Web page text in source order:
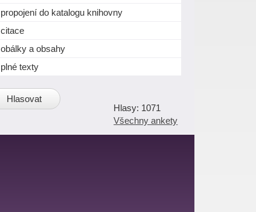
propojení do katalogu knihovny
citace
obálky a obsahy
plné texty
1071
Všechny ankety